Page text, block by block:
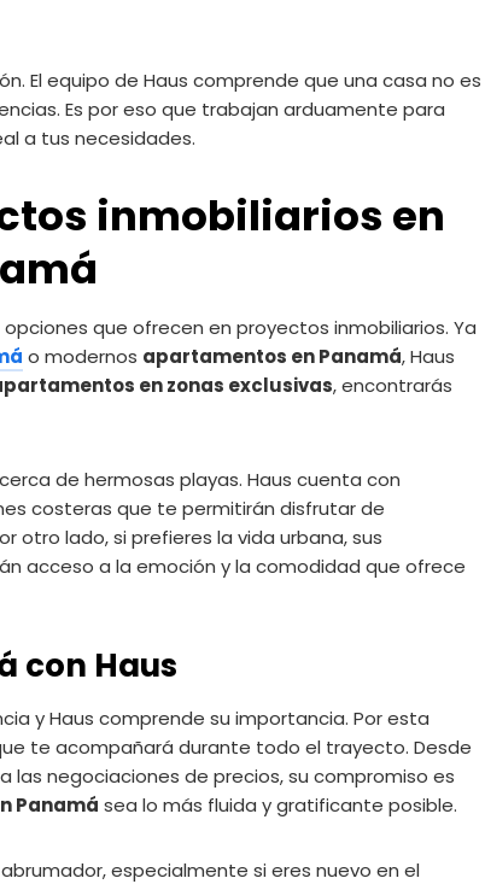
El equipo de Haus comprende que una casa no es
Es por eso que trabajan arduamente para
a tus necesidades.
inmobiliarios en
que ofrecen en proyectos inmobiliarios. Ya
o modernos apartamentos en Panamá, Haus
en zonas exclusivas, encontrarás
de hermosas playas. Haus cuenta con
costeras que te permitirán disfrutar de
otro lado, si prefieres la vida urbana, sus
acceso a la emoción y la comodidad que ofrece
con Haus
y Haus comprende su importancia. Por esta
te acompañará durante todo el trayecto. Desde
las negociaciones de precios, su compromiso es
Panamá sea lo más fluida y gratificante posible.
especialmente si eres nuevo en el